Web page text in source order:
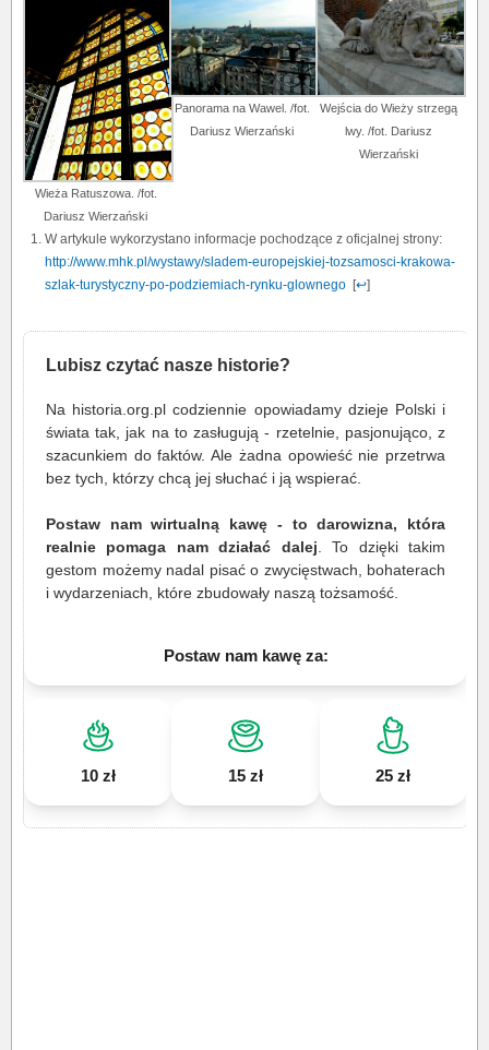
Wieża Ratuszowa. /fot.
Dariusz Wierzański
Panorama na Wawel. /fot.
Dariusz Wierzański
Wejścia do Wieży strzegą
lwy. /fot. Dariusz
Wierzański
W artykule wykorzystano informacje pochodzące z oficjalnej strony:
http://www.mhk.pl/wystawy/sladem-europejskiej-tozsamosci-krakowa-
szlak-turystyczny-po-podziemiach-rynku-glownego [↩]
Lubisz czytać nasze historie?
Na historia.org.pl codziennie opowiadamy dzieje Polski i
świata tak, jak na to zasługują - rzetelnie, pasjonująco, z
szacunkiem do faktów. Ale żadna opowieść nie przetrwa
bez tych, którzy chcą jej słuchać i ją wspierać.
Postaw nam wirtualną kawę - to darowizna, która
realnie pomaga nam działać dalej . To dzięki takim
gestom możemy nadal pisać o zwycięstwach, bohaterach
i wydarzeniach, które zbudowały naszą tożsamość.
Postaw nam kawę za:
10 zł 15 zł 25 zł